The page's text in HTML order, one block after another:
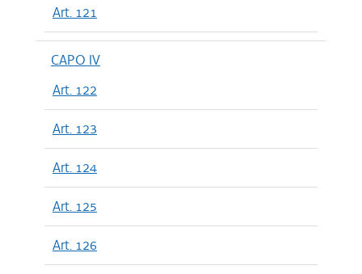
Art. 121
CAPO IV
Art. 122
Art. 123
Art. 124
Art. 125
Art. 126